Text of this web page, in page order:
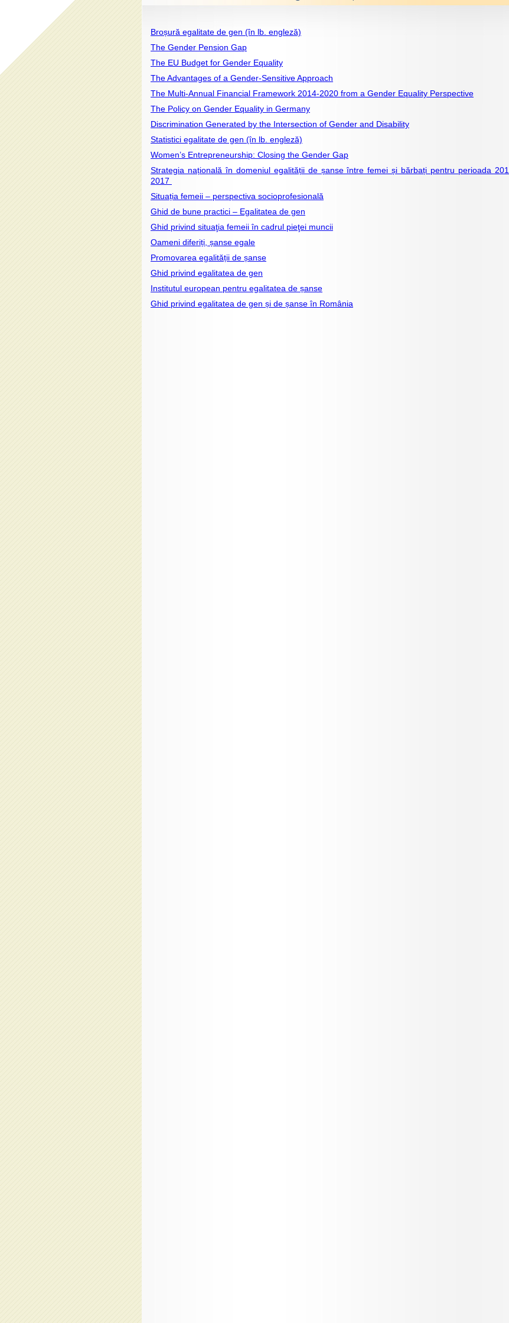
Broșură egalitate de gen (în lb. engleză)
The Gender Pension Gap
The EU Budget for Gender Equality
The Advantages of a Gender-Sensitive Approach
The Multi-Annual Financial Framework 2014-2020 from a Gender Equality Perspective
The Policy on Gender Equality in Germany
Discrimination Generated by the Intersection of Gender and Disability
Statistici egalitate de gen (în lb. engleză)
Women’s Entrepreneurship: Closing the Gender Gap
Strategia națională în domeniul egalității de șanse între femei și bărbați pentru perioada
2017
Situația femeii – perspectiva socioprofesională
Ghid de bune practici – Egalitatea de gen
Ghid privind situaţia femeii în cadrul pieţei muncii
Oameni diferiți, șanse egale
Promovarea egalității de șanse
Ghid privind egalitatea de gen
Institutul european pentru egalitatea de șanse
Ghid privind egalitatea de gen și de șanse în România